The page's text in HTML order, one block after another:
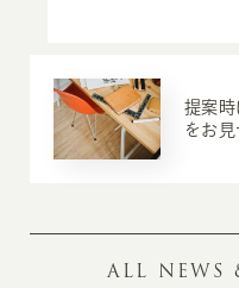
提案時
をお
ALL NEWS